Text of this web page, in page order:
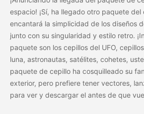
espacio! ¡Sí, ha llegado otro paquete
encantará la simplicidad de los diseños
junto con su singularidad y estilo retro.
paquete son los cepillos del UFO,
luna, astronautas, satélites, cohetes,
paquete de cepillo ha cosquilleado su
exterior, pero prefiere tener vectores,
para ver y descargar el antes de que